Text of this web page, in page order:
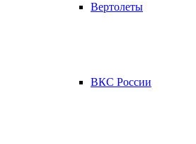
Вертолеты
ВКС России